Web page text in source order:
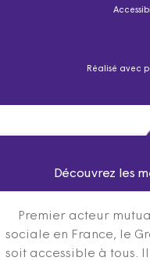
Réalisé avec
Découvrez les
Premier acteur
sociale en France, le
soit accessible à tous.